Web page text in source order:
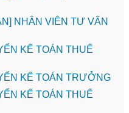
NHÂN VIÊN TƯ VẤN
KẾ TOÁN THUẾ
KẾ TOÁN TRƯỞNG
KẾ TOÁN THUẾ